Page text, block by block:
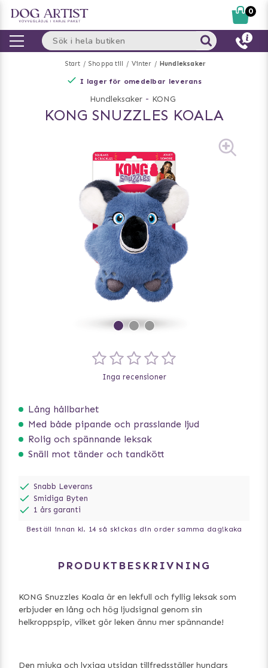
Start Shoppa till Vinter Hundleksaker
I lager för omedelbar leverans
Hundleksaker - KONG
KONG SNUZZLES KOALA
Lång hållbarhet
Med både pipande och prasslande ljud
Rolig och spännande leksak
Snäll mot tänder och tandkött
Inga recensioner
Snabb Leverans
Smidiga Byten
1 års garanti
Beställ innan kl. 14 så skickas din order samma dag!kaka
PRODUKTBESKRIVNING
KONG Snuzzles Koala är en lekfull och fyllig leksak som
erbjuder en lång och hög ljudsignal genom sin
helkroppspip, vilket gör leken ännu mer spännande!
Den mjuka och lyxiga utsidan tillfredsställer hundars
0